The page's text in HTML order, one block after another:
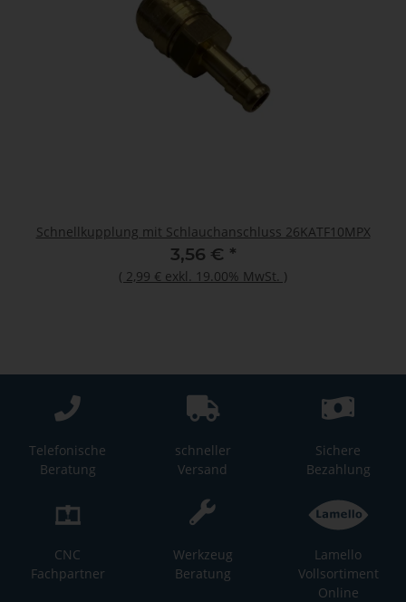
Schnellkupplung mit Schlauchanschluss 26KATF10MPX
3,56 € *
( 2,99 € exkl. 19.00% MwSt. )
Telefonische
Beratung
schneller
Versand
Sichere
Bezahlung
CNC
Fachpartner
Werkzeug
Beratung
Lamello
Vollsortiment
Online